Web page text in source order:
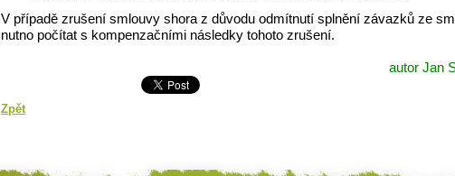
V případě zrušení smlouvy shora z důvodu odmítnutí splnění závazků ze
nutno počítat s kompenzačními následky tohoto zrušení.
autor Jan
Zpět